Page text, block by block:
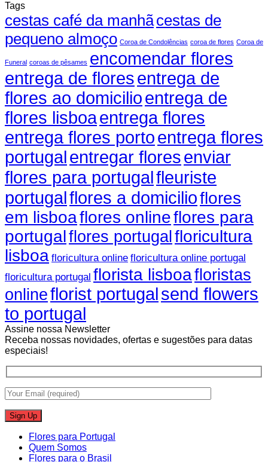
Tags
cestas café da manhãcestas de
pequeno almoço Coroa de Condolências coroa de flores Coroa de
Funeral coroas de pêsames encomendar flores
entrega de floresentrega de
flores ao domicilioentrega de
flores lisboaentrega flores
entrega flores portoentrega flores
portugalentregar floresenviar
flores para portugalfleuriste
portugalflores a domicilioflores
em lisboaflores onlineflores para
portugalflores portugal floricultura
lisboa floricultura online floricultura online portugal
floricultura portugal florista lisboafloristas
onlineflorist portugalsend flowers
to portugal
Assine nossa Newsletter
Receba nossas novidades, ofertas e sugestões para datas
especiais!
Flores para Portugal
Quem Somos
Flores para o Brasil